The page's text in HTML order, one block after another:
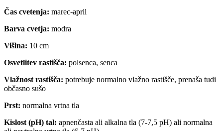
Čas cvetenja: marec-april
Barva cvetja: modra
Višina: 10 cm
Osvetlitev rastišča: polsenca, senca
Vlažnost rastišča: potrebuje normalno vlažno rastišče, prenaša tudi
občasno sušo
Prst: normalna vrtna tla
Kislost (pH) tal: apnenčasta ali alkalna tla (7-7,5 pH) ali normalna